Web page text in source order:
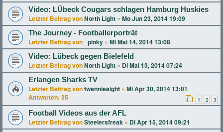
Video: LÜbeck Cougars schlagen Hamburg Huskies
Letzter Beitrag vonNorth Light « Mo Jun 23, 2014 19:09
The Journey - Footballerporträt
Letzter Beitrag von _pinky « Mi Mai 14, 2014 13:08
Video: Lübeck gegen Bielefeld
Letzter Beitrag vonNorth Light « Di Mai 13, 2014 07:24
Erlangen Sharks TV
Letzter Beitrag vontwennieaight « Mi Apr 30, 2014 13:01
Antworten: 35 1 2 3
Football Videos aus der AFL
Letzter Beitrag vonSteelersfreak « Di Apr 15, 2014 09:21